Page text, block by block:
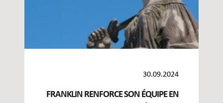
30.09.2024
FRANKLIN RENFORCE SON ÉQUIPE EN